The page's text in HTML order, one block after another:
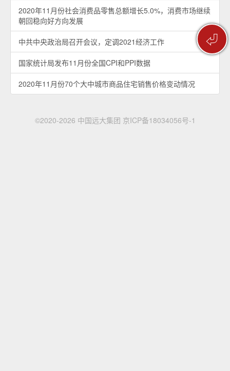
⏎
2020年11月份社会消费品零售总额增长5.0%，消费市场继续
朝回稳向好方向发展
中共中央政治局召开会议，定调2021经济工作
国家统计局发布11月份全国CPI和PPI数据
2020年11月份70个大中城市商品住宅销售价格变动情况
©2020-2026 中国远大集团 京ICP备18034056号-1